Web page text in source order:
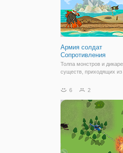
Армия солдат
Сопротивления
Толпа монстров и
существ, приходящих из
и убивают людей.
находитесь в команде
супер солдат, которые
остановить
6 2